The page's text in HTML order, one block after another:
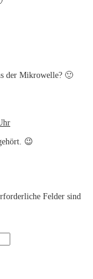
der Mikrowelle? 🙂
😉
Felder sind